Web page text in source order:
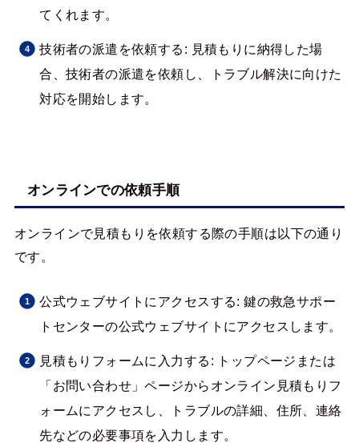
てくれます。
技術者の派遣を依頼する: 見積もりに納得した場
合、技術者の派遣を依頼し、トラブル解決に向けた
対応を開始します。
オンラインでの依頼手順
オンラインで見積もりを依頼する際の手順は以下の通り
です。
公式ウェブサイトにアクセスする: 鍵の救急サポー
トセンターの公式ウェブサイトにアクセスします。
見積もりフォームに入力する: トップページまたは
「お問い合わせ」ページからオンライン見積もりフ
ォームにアクセスし、トラブルの詳細、住所、連絡
先などの必要事項を入力します。